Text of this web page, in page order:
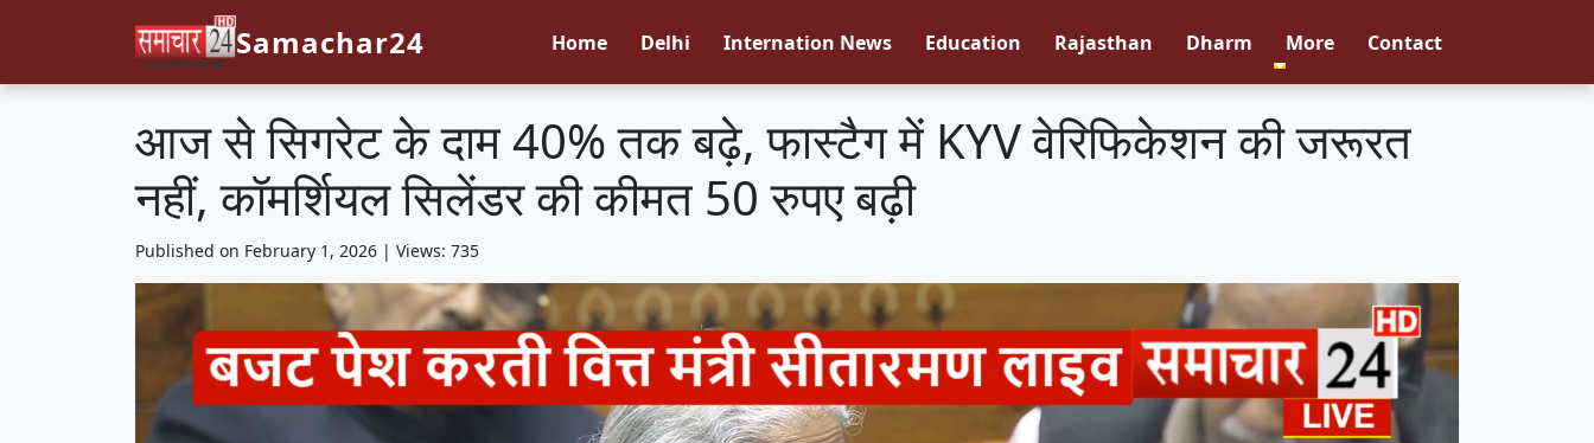
Samachar24 Home Delhi Internation News Education Rajasthan Dharm More Contact
आज से सिगरेट के दाम 40% तक बढ़े, फास्टैग में KYV वेरिफिकेशन की जरूरत
नहीं, कॉमर्शियल सिलेंडर की कीमत 50 रुपए बढ़ी
Published on February 1, 2026 | Views: 735